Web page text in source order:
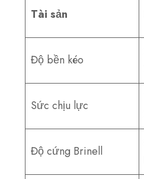
Tài sản
Độ bền kéo
Sức chịu lực
Độ cứng Brinell